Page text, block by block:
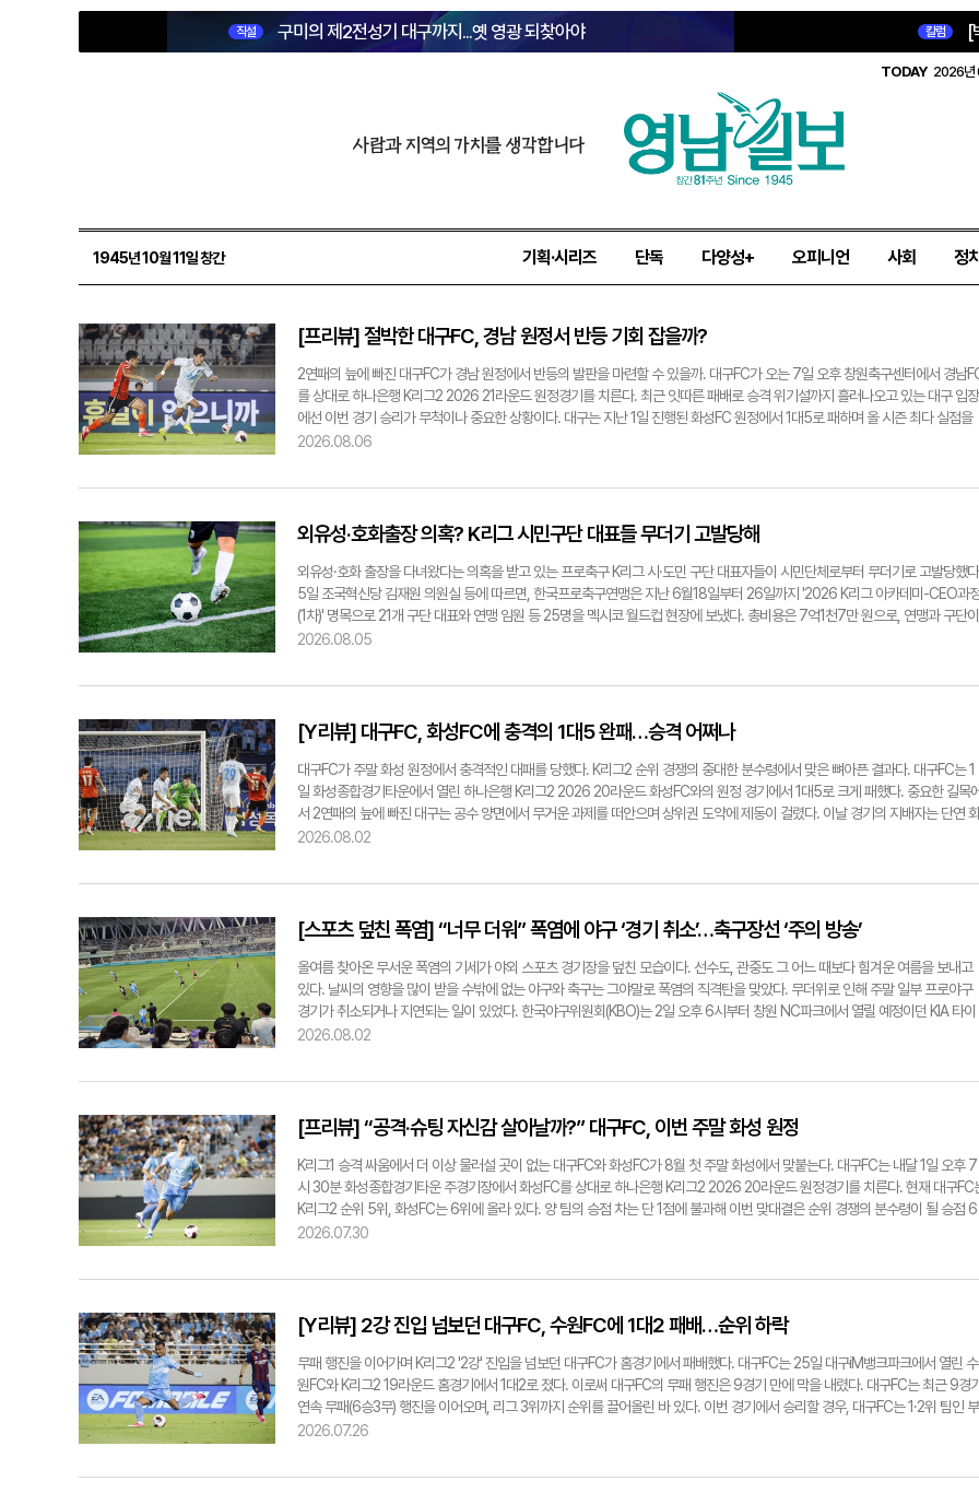
직설 구미의 제2전성기 대구까지...옛 영광 되찾아야 칼럼 [
TODAY 2026년
사람과 지역의 가치를 생각합니다
1945년 10월 11일 창간 기획·시리즈 단독 다양성+ 오피니언 사회 정치
[프리뷰] 절박한 대구FC, 경남 원정서 반등 기회 잡을까?
2연패의 늪에 빠진 대구FC가 경남 원정에서 반등의 발판을 마련할 수 있을까. 대구FC가 오는 7일 오후 창원축구센터에서 경남
를 상대로 하나은행 K리그2 2026 21라운드 원정경기를 치른다. 최근 잇따른 패배로 승격 위기설까지 흘러나오고 있는 대구 입장
에선 이번 경기 승리가 무척이나 중요한 상황이다. 대구는 지난 1일 진행된 화성FC 원정에서 1대5로 패하며 올 시즌 최다 실점을
기록했다. 한동안 이어오던 무패 흐름이 끊긴 뒤 최근 3경기 연속 승리를 거두지 못하며 리그 6위까지 내려앉았다. 그 전까지 대구
달 25일 수원FC와의 홈 경기에서 1대2로 패한 뒤 대구의 최성용 감독이 분석한 패인이다. 그의 말대로 너무 일찍 대구의 골문이 뚫
리다 보니, 경기는 선제 득점의 여유가 있는 상대 쪽으로 기우는 패턴이 반복됐다. 가장 최근에 치른 화성FC와의 경기에서도 상대
의 선제골이 전반 15분에 터졌다. 이 때문에 이번 경기에서는 경기 초반 집중력을 유지하며 안정적인 수비를 바탕으로 흐름을 가져
오는 것이 중요하다는 분석이다. 또한 공격 전개에서도 마무리가 아쉬운 문제점을 노출한 만큼, 다양한 공격 자원의 활약과 결정
회복이 필요한 시점이다. 최근 경기에서 대구는 점유율은 상대적으로 높은 반면, 유효슈팅 비율은 떨어지는 모습을 보여왔다. 대구
는 박인혁의 활약과 세징야의 출전 가능성에 기대를 걸고 있다. 박인혁은 지난 경기에서 시즌 2호골을 터뜨리며 득점 감각을 끌어
공격을 이끌고 있으며, 조직적인 압박과 빠른 전환도 경계해야 할 부분이다. 대구는 지난 5월 경남과의 시즌 첫 맞대결에서는 경남
을 2대0으로 꺾은 바 있다. 만약 대구FC가 경남 원정에서 승점 3점을 가져오면 다시 상위권 경쟁의 불을 지필 수 있다. 승격을 위
한 선두권 경쟁을 이어가기 위해서는 이번 경남전 승리가 반드시 필요한 상황, 선수들의 발끝에 대구FC의 운명이 달렸다. 한편, 폭
염 여파로 프로축구 경기 시간도 조정된다. 한국프로축구연맹은 최근 계속되는 폭염에 따라 K리그1 22라운드 전 경기(5경기)와 K
리그2 21라운드 전 경기(8경기)의 킥오프 시간을 기존 오후 7시 30분에서 오후 8시로 변경한다고 6일 밝혔다. 선수와 관중, 현장
관계자의 안전 확보를 위해서다. 이에 따라 K리그1 22라운드 안양-대전(안양종합운동장), 부천-광주(부천종합운동장), 김천-서울
합운동장·이상 8일) 등 8경기도 오후 8시에 시작한다. 노진실기자 know@yeongnam.com
2026.08.06
외유성·호화출장 의혹? K리그 시민구단 대표들 무더기 고발당해
외유성·호화 출장을 다녀왔다는 의혹을 받고 있는 프로축구 K리그 시·도민 구단 대표자들이 시민단체로부터 무더기로 고발당했
5일 조국혁신당 김재원 의원실 등에 따르면, 한국프로축구연맹은 지난 6월18일부터 26일까지 '2026 K리그 아카데미-CEO과
(1차)' 명목으로 21개 구단 대표와 연맹 임원 등 25명을 멕시코 월드컵 현장에 보냈다. 총비용은 7억1천7만 원으로, 연맹과 구단이
절반씩 부담했다. 확정된 프로그램은 월드컵 세 경기 참관이었고, 일정에는 세계적 휴양지 캉쿤 2박(1인당 210만원)이 포함돼 있었
비용을 각 구단 예산으로 집행했다고 의원실은 밝혔다. 민생경제연구소와 검사를 검사하는 변호사 모임은 시·도민 구단 9곳의 비
즈니스 좌석 집행과 외유가 시민 세금으로 운영되는 법인의 자금을 성실히 관리할 업무상 임무를 위배해 재산상 이익을 취하고 각
법인에 손해를 가한 행위에 해당한다고 판단했다. 이에 따라 민생경제연구소, 검사를 검사하는 변호사 모임은 각 구단 대표자를 업
무상 배임, 업무상횡령, 지방자치단체 보조금 관리에 관한 법률 위반 등 혐의로 경찰청에 고발했다. 피고발인에는 대구FC 단장을
비롯해 김포FC 단장, 강원FC 단장, 경남FC 대표이사, 부천FC 단장, 성남FC 대표이사, 안산 그리너스 단장, FC안양 단장, 인천 유
나이티드 대표이사 등이 포함된 것으로 파악된다. 조국혁신당 김재원 의원은 "선수와 유소년을 위해 쓸 예산은 부족하다면서 구단
전했다. 대구FC 한 관계자는 "당시 여러 상황이 종합적으로 반영돼 시·도민 구단 관계자가 비즈니스석을 이용한 것으로 보인다. 일
단 우리 구단 규정상으로는 임원의 비즈니스석 이용에 문제는 없는 것으로 안다"라며 "캉쿤 등의 아카데미 일정도 구단에서 관여할
수 있는 부분이 아니었다. 당시 현장에선 구단 운영 등과 관련한 전문적인 내용의 학습 세미나가 수차례 진행됐고, 실제 구단 운영
에 도움이 될 만한 내용도 많았다. 오해를 받게 돼 안타깝다"고 말했다. 노진실기자 know@yeongnam.com
2026.08.05
[Y리뷰] 대구FC, 화성FC에 충격의 1대5 완패…승격 어쩌나
대구FC가 주말 화성 원정에서 충격적인 대패를 당했다. K리그2 순위 경쟁의 중대한 분수령에서 맞은 뼈아픈 결과다. 대구FC는 1
일 화성종합경기타운에서 열린 하나은행 K리그2 2026 20라운드 화성FC와의 원정 경기에서 1대5로 크게 패했다. 중요한 길목에
서 2연패의 늪에 빠진 대구는 공수 양면에서 무거운 과제를 떠안으며 상위권 도약에 제동이 걸렸다. 이날 경기의 지배자는 단연 화
성의 공격수 플라나였다. 전반 15분 만에 선제골을 터뜨리며 포문을 연 플라나는 전반 40분과 후반 15분에 연이어 대구의 골망을
차를 극복하기에는 역부족이었다. 이날 경기의 가장 뼈아픈 대목은 '기록'과 '결과'의 철저한 괴리였다. 대구는 이번 경기에서 65%
의 높은 볼 점유율을 기록했고, 코너킥에서도 7개를 얻어내는 등 기록 면에서는 나쁘지 않은 경기를 펼친 것처럼 보인다. 하지만 실
속이 없었다. 공을 소유하는 시간은 길었지만, 정작 상대 페널티 박스 근처에서의 세밀함이 부족했다는 지적이 나온다. 상대의 수비
를 효과적으로 공략하지 못한 채 무의미한 볼 돌리기가 이어지는 아쉬운 장면이 연출됐다. 대구는 총 10개의 슈팅을 시도했으나 유
효슈팅은 4개에 그쳤고, 이에 반해 화성은 총 13개의 슈팅 중 9개가 유효슈팅이었다. 최근 경기에서 대구는 연일 점유율·슈팅 수에
비해 유효슈팅 비율이 떨어지는 모습을 연출해왔다. 지난달 26일 수원FC와의 경기에서도 대구는 점유율 57%로, 수원FC(42%)
4무 5패)을 기록, 단독 3위로 껑충 뛰어오르며 본격적인 상위권 경쟁에 불을 지폈다. 반면 순위 싸움의 분수령에서 일격을 당한 대
구는 2연패의 늪에 빠지며 리그 6위에 머물렀다. 2연패 수렁에 빠진 대구FC로서는 득점력 빈곤을 해결할 공격진의 세밀함 향상과,
뒷공간을 단속할 수비진의 집중력 회복이 무엇보다 시급해졌다. 앞선 인터뷰에서 최 감독은 "승격이라는 목표를 잊은 적이 없다"고
강조했다. 대구가 다가오는 라운드에서 팀 분위기를 어떻게 추스르고 반등의 발판을 마련할지 귀추가 주목된다. 대구는 오는 7일
창원축구센터에서 경남FC와 21라운드 원정 경기를 치른다. 노진실기자 know@yeongnam.com
2026.08.02
[스포츠 덮친 폭염] “너무 더워” 폭염에 야구 ‘경기 취소’…축구장선 ‘주의 방송’
올여름 찾아온 무서운 폭염의 기세가 야외 스포츠 경기장을 덮친 모습이다. 선수도, 관중도 그 어느 때보다 힘겨운 여름을 보내고
있다. 날씨의 영향을 많이 받을 수밖에 없는 야구와 축구는 그야말로 폭염의 직격탄을 맞았다. 무더위로 인해 주말 일부 프로야구
경기가 취소되거나 지연되는 일이 있었다. 한국야구위원회(KBO)는 2일 오후 6시부터 창원 NC파크에서 열릴 예정이던 KIA 타이
거즈-NC 다이노스 경기가 폭염으로 취소됐다고 밝혔다. 창원 경기는 전날도 폭염으로 열리지 못해, 이틀 연속 취소가 됐다. 같은
1일부터 KBO는 프로야구 경기를 탄력적으로 운용하기로 했다. 이에 따라 국내 유일의 돔구장인 서울 고척스카이돔을 제외한 모든
구장의 경기는 KBO 경기운영위원과 구단의 경기 관리인이 협의해 경기 시작 시간을 예정보다 최대 1시간까지 늦출 수 있도록 했
다. 특히 폭염중대경보가 발령된 지역에서는 안전을 고려해 경기 지연 개시를 포함해 취소 여부도 적극 검토한다. 프로축구 경기장
도 폭염의 기세를 피하지 못했다. 전국적으로 손꼽히는 더운 도시 대구에서는 이번 여름 축구 경기를 하는 것도, 보는 것도 모두 힘
겨운 일이다. 7월 대구iM뱅크파크(이하 대팍)에서 열린 두 번의 경기 모두 푹푹 찌는 듯한 무더위 속에 진행이 됐다. 지난달 11일 경
기를 앞두고선 대팍의 기온이 36.1도까지 올랐으며, 지난달 25일에도 경기장 기온이 35도에 육박하는 무더위가 이어졌다. 그런
원에게 말해달라. 응원을 할 땐 수분 섭취도 많이 해달라"고 안내했다. 시민들은 저마다 휴대용 선풍기와 부채, 아이스박스 등 무더
위에 대비한 물품을 챙겨왔지만, 연신 흐르는 땀을 막지는 못했다. 지난달 25일 대팍에서 만난 시민 장민규(44)씨는 "초등학생 아
들을 비롯해 온 가족이 대구FC를 응원하기 위해 축구장을 찾았는데, 더워도 너무 덥다"라며 "마치 습식 사우나에서 축구 경기를 보
는 기분이었다. 축구를 좋아해서 덥고 추운 건 참을 수 있었는데, 올여름 더위는 무서운 것 같다. 이런 식의 폭염이면 8월에 경기장
에 올 수 있을지 모르겠다"고 말하며 고개를 내저었다. 한편, 이달 개최되는 '2026 대구세계마스터즈육상경기대회'를 앞두고도 폭
염에 대한 우려가 나오고 있다. 지난달 30일 열린 대회 준비상황 최종 보고회에서 대구시는 폭염 대응과 안전관리 대책 등을 중점
2026.08.02
[프리뷰] “공격·슈팅 자신감 살아날까?” 대구FC, 이번 주말 화성 원정
K리그1 승격 싸움에서 더 이상 물러설 곳이 없는 대구FC와 화성FC가 8월 첫 주말 화성에서 맞붙는다. 대구FC는 내달 1일 오후 7
시 30분 화성종합경기타운 주경기장에서 화성FC를 상대로 하나은행 K리그2 2026 20라운드 원정경기를 치른다. 현재 대구FC
K리그2 순위 5위, 화성FC는 6위에 올라 있다. 양 팀의 승점 차는 단 1점에 불과해 이번 맞대결은 순위 경쟁의 분수령이 될 승점 6
점짜리 경기다. 대구는 지난 라운드 홈에서 수원FC에 패하며 리그 9경기 무패 행진을 마감했다. 최성용 감독 체제 이후 상승세를
화성FC와의 원정 대결에서는 대구FC의 수비와 공격력이 얼마나 회복되느냐 여부가 승패를 가를 것으로 보인다. 최근 대구는 수비
뿐 아니라 공격에서도 다소 아쉬운 모습을 보이고 있기 때문이다. 이에 대해 대구FC 측은 "세징야와 에드가의 빈자리가 이어지면
서, 공격 전개와 마무리에서 날카로움이 다소 떨어진 상황으로, 다양한 공격 자원들의 활약이 어느 때보다 중요하다"고 분석했다.
또한 수비 역시 주축 선수들의 출전 시간이 길어지며 체력 부담이 이어지고 있는 가운데, 조직적인 수비와 집중력을 바탕으로 실점
을 최소화하는 것이 최대 과제가 됐다. 골키퍼 한태희가 선방을 펼치고 있지만, 대구는 상대에 골문을 내주는 각종 변수에 더욱 치
밀하게 대응할 필요가 있다. 지난 경기에서도 대구가 너무 빨리 선제골을 빼앗기는 바람에 경기 내내 전술이 꼬이는 상황이 벌어졌
2026.07.30
[Y리뷰] 2강 진입 넘보던 대구FC, 수원FC에 1대2 패배…순위 하락
무패 행진을 이어가며 K리그2 '2강' 진입을 넘보던 대구FC가 홈경기에서 패배했다. 대구FC는 25일 대구iM뱅크파크에서 열린 수
원FC와 K리그2 19라운드 홈경기에서 1대2로 졌다. 이로써 대구FC의 무패 행진은 9경기 만에 막을 내렸다. 대구FC는 최근 9경기
연속 무패(6승3무) 행진을 이어오며, 리그 3위까지 순위를 끌어올린 바 있다. 이번 경기에서 승리할 경우, 대구FC는 1·2위 팀인 부
산아이파크와 수원 삼성의 경기 결과에 따라 2위권 진입도 노려볼 수 있었지만 결과적으로 실패했다. 승격을 향한 순위 싸움에서
2026.07.26